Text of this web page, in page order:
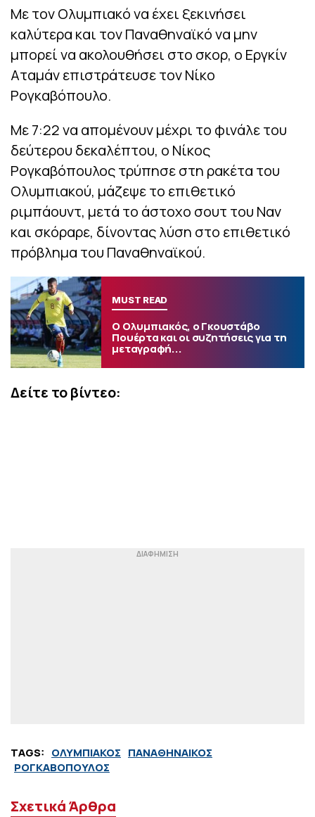
Με τον Ολυμπιακό να έχει ξεκινήσει
καλύτερα και τον Παναθηναϊκό να μην
μπορεί να ακολουθήσει στο σκορ, ο Εργκίν
Αταμάν επιστράτευσε τον Νίκο
Ρογκαβόπουλο.
Με 7:22 να απομένουν μέχρι το φινάλε του
δεύτερου δεκαλέπτου, ο Νίκος
Ρογκαβόπουλος τρύπησε στη ρακέτα του
Ολυμπιακού, μάζεψε το επιθετικό
ριμπάουντ, μετά το άστοχο σουτ του Ναν
και σκόραρε, δίνοντας λύση στο επιθετικό
πρόβλημα του Παναθηναϊκού.
MUST READ
Ο Ολυμπιακός, ο Γκουστάβο
Πουέρτα και οι συζητήσεις για τη
μεταγραφή...
Δείτε το βίντεο:
TAGS: ΟΛΥΜΠΙΑΚΟΣ ΠΑΝΑΘΗΝΑΙΚΟΣ
ΡΟΓΚΑΒΟΠΟΥΛΟΣ
Σχετικά Άρθρα